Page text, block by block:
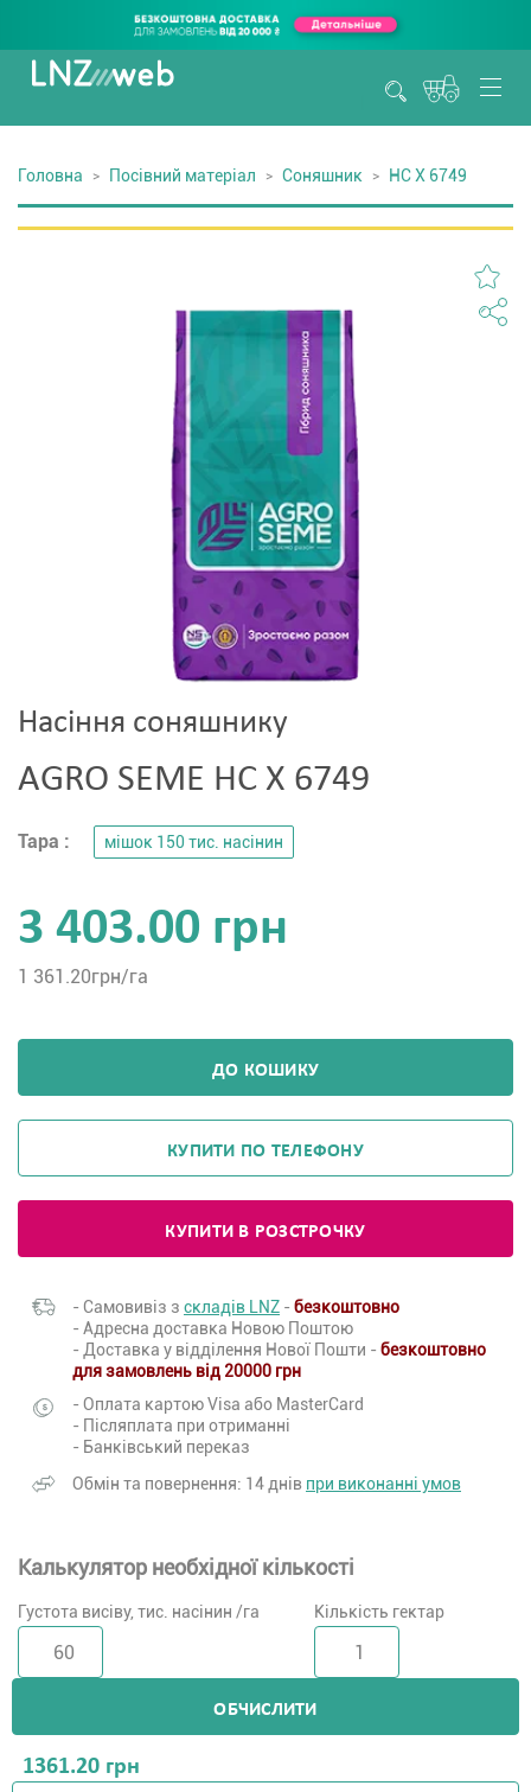
Головна Посівний матеріал Соняшник НС Х 6749
Насіння соняшнику
AGRO SEME НС Х 6749
Тара : мішок 150 тис. насінин
3 403.00 грн
1 361.20грн/га
ДО КОШИКУ
КУПИТИ ПО ТЕЛЕФОНУ
КУПИТИ В РОЗСТРОЧКУ
- Самовивіз з складів LNZ - безкоштовно
- Адресна доставка Новою Поштою
- Доставка у відділення Нової Пошти - безкоштовно
для замовлень від 20000 грн
- Оплата картою Visa або MasterCard
- Післяплата при отриманні
- Банківський переказ
Обмін та повернення: 14 днів при виконанні умов
Калькулятор необхідної кількості
Густота висіву, тис. насінин /га Кількість гектар
ОБЧИСЛИТИ
1361.20 грн